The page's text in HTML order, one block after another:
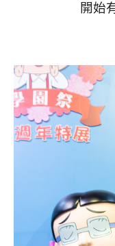
開始